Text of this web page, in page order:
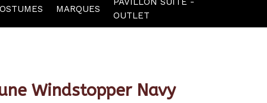
MARQUES
OUTLET
Windstopper Navy